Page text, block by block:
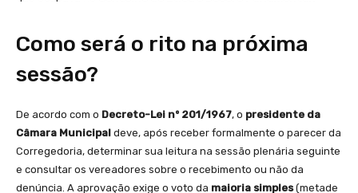
Como será o rito na próxima
sessão?
De acordo com o Decreto-Lei nº 201/1967, o presidente da
Câmara Municipal deve, após receber formalmente o parecer da
Corregedoria, determinar sua leitura na sessão plenária seguinte
e consultar os vereadores sobre o recebimento ou não da
denúncia. A aprovação exige o voto da maioria simples(metade